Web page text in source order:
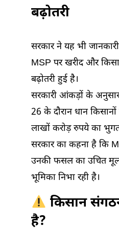
बढ़ोतरी
सरकार ने यह भी
MSP पर खरीद और
बढ़ोतरी हुई है।
सरकारी आंकड़ों के
26 के दौरान धान
लाखों करोड़ रुपये का
सरकार का कहना है कि
उनकी फसल का उचित
भूमिका निभा रही है।
किसान
है?